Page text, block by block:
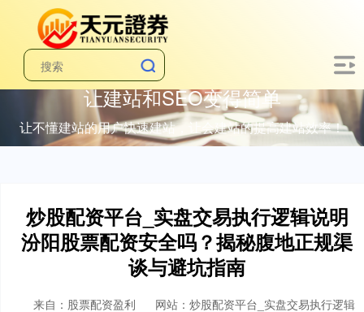
让建站和SEO变得简单
让不懂建站的用户快速建站，让会建站的提高建站效率！
炒股配资平台_实盘交易执行逻辑说明
汾阳股票配资安全吗？揭秘腹地正规渠
谈与避坑指南
来自：股票配资盈利
网站：炒股配资平台_实盘交易执行逻辑